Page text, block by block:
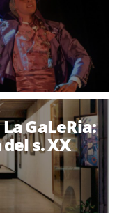
GaLeRia:
s. XX